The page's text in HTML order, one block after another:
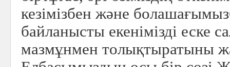
кезімізбен және
байланысты екенімізді еске
мазмұнмен толықтыратыны